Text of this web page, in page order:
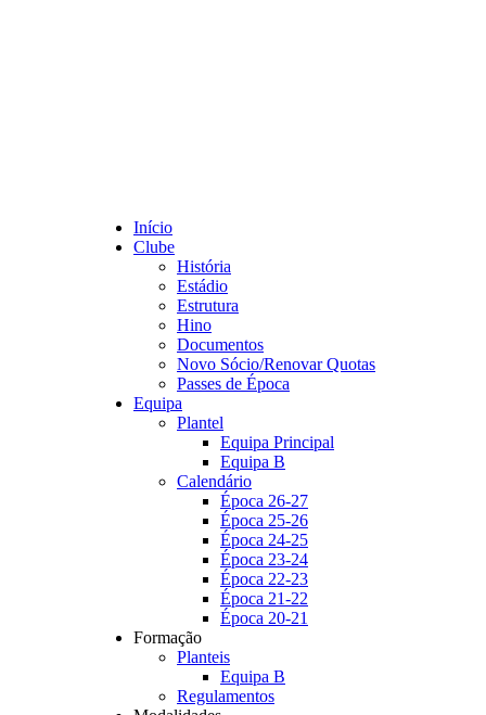
Início
Clube
História
Estádio
Estrutura
Hino
Documentos
Novo Sócio/Renovar Quotas
Passes de Época
Equipa
Plantel
Equipa Principal
Equipa B
Calendário
Época 26-27
Época 25-26
Época 24-25
Época 23-24
Época 22-23
Época 21-22
Época 20-21
Formação
Planteis
Equipa B
Regulamentos